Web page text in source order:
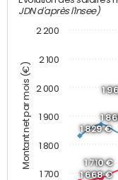
Montant net par mois (€)
JDN d'après l'Insee)
1 668 €
1 710 €
1 829 €
1
1
1 700
1 800
1 900
2 000
2 100
2 200